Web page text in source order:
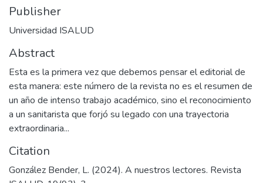
Publisher
Universidad ISALUD
Abstract
Esta es la primera vez que debemos pensar el editorial de
esta manera: este número de la revista no es el resumen de
un año de intenso trabajo académico, sino el reconocimiento
a un sanitarista que forjó su legado con una trayectoria
extraordinaria...
Citation
González Bender, L. (2024). A nuestros lectores. Revista